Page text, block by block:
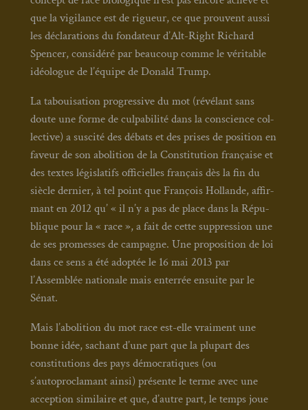
que la vigi­lance est de rigueur, ce que prouvent aus­si
les décla­ra­tions du fon­da­teur d’Alt-Right Richard
Spen­cer, consi­dé­ré par beau­coup comme le véri­table
idéo­logue de l’équipe de Donald Trump.
La taboui­sa­tion pro­gres­sive du mot (révé­lant sans
doute une forme de culpa­bi­li­té dans la conscience col­
lec­tive) a sus­ci­té des débats et des prises de posi­tion en
faveur de son abo­li­tion de la Consti­tu­tion fran­çaise et
des textes légis­la­tifs offi­cielles fran­çais dès la fin du
siècle der­nier, à tel point que Fran­çois Hol­lande, affir­
mant en 2012 qu’ « il n’y a pas de place dans la Répu­
blique pour la « race », a fait de cette sup­pres­sion une
de ses pro­messes de cam­pagne. Une pro­po­si­tion de loi
dans ce sens a été adop­tée le 16 mai 2013 par
l’Assemblée natio­nale mais enter­rée ensuite par le
Sénat.
Mais l’abolition du mot race est-elle vrai­ment une
bonne idée, sachant d’une part que la plu­part des
consti­tu­tions des pays démo­cra­tiques (ou
s’autoproclamant ain­si) pré­sente le terme avec une
accep­tion simi­laire et que, d’autre part, le temps joue